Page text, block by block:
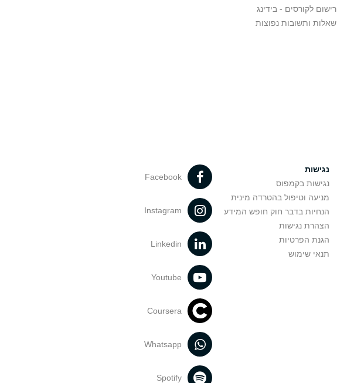
רישום לקורסים - בידינג
שאלות ותשובות נפוצות
נגישות
נגישות בקמפוס
מניעה וטיפול בהטרדה מינית
הנחיות בדבר חוק חופש המידע
הצהרת נגישות
הגנת הפרטיות
תנאי שימוש
Facebook
Instagram
Linkedin
Youtube
Coursera
Whatsapp
Spotify